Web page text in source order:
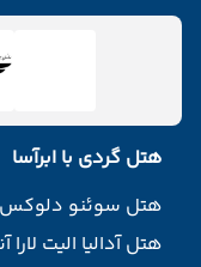
هتل گردی با ابرآسا
هتل سوئنو دلوکس
هتل آدالیا الیت لارا